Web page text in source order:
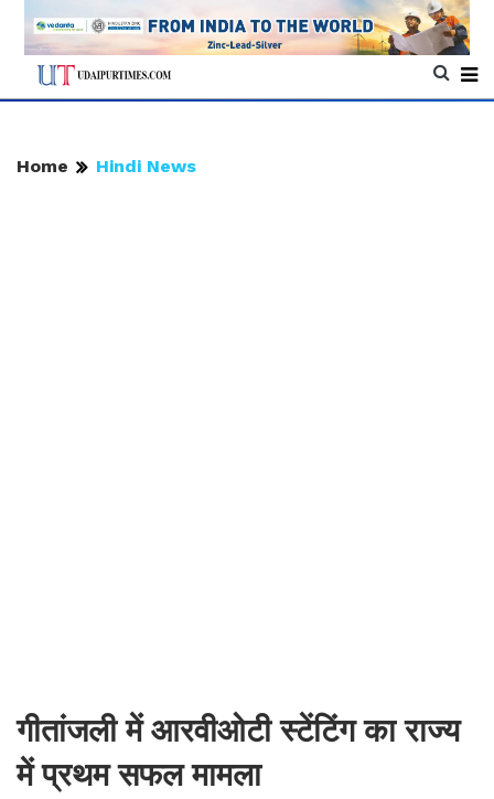
Home Hindi News
गीतांजली में आरवीओटी स्टेंटिंग का राज्य
में प्रथम सफल मामला